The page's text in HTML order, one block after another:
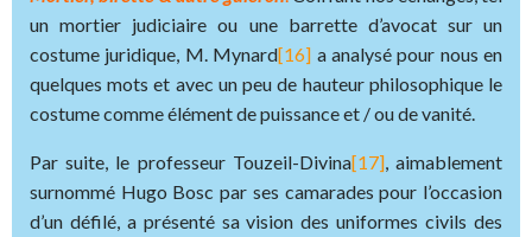
un mortier judiciaire ou une barrette d’avocat sur un
costume juridique, M. Mynard[16] a analysé pour nous en
quelques mots et avec un peu de hauteur philosophique le
costume comme élément de puissance et / ou de vanité.
Par suite, le professeur Touzeil-Divina[17], aimablement
surnommé Hugo Bosc par ses camarades pour l’occasion
d’un défilé, a présenté sa vision des uniformes civils des